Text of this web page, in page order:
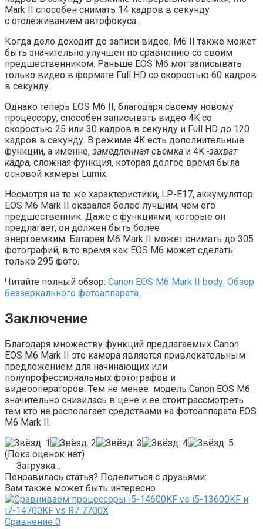
Mark II способен снимать 14 кадров в секунду
с отслеживанием автофокуса .
Когда дело доходит до записи видео, M6 II также может
быть значительно улучшен по сравнению со своим
предшественником. Раньше EOS M6 мог записывать
только видео в формате Full HD со скоростью 60 кадров
в секунду.
Однако теперь EOS M6 II, благодаря своему новому
процессору, способен записывать видео 4K со
скоростью 25 или 30 кадров в секунду и Full HD до 120
кадров в секунду. В режиме 4K есть дополнительные
функции, а именно, замедленная съемка и 4K -захват
кадра, сложная функция, которая долгое время была
основой камеры Lumix.
Несмотря на те же характеристики, LP-E17, аккумулятор
EOS M6 Mark II оказался более лучшим, чем его
предшественник. Даже с функциями, которые он
предлагает, он должен быть более
энергоемким. Батарея M6 Mark II может снимать до 305
фотографий, в то время как EOS M6 может сделать
только 295 фото.
Читайте полный обзор: Canon EOS M6 Mark II body: Обзор
беззеркального фотоаппарата
Заключение
Благодаря множеству функций предлагаемых Canon
EOS M6 Mark II это камера является привлекательным
предложением для начинающих или
полупрофессиональных фотографов и
видеооператоров. Тем не менее модель Canon EOS M6
значительно снизилась в цене и ее стоит рассмотреть
тем кто не располагает средствами на фотоаппарата EOS
M6 Mark II.
(Пока оценок нет)
Загрузка...
Понравилась статья? Поделиться с друзьями:
Вам также может быть интересно
Сравнение 0